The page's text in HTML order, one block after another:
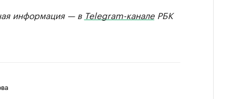
информация — в Telegram-каналеРБК